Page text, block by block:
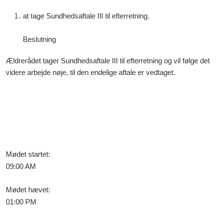
at tage Sundhedsaftale III til efterretning.
Beslutning
Ældrerådet tager Sundhedsaftale III til efterretning og vil følge det
videre arbejde nøje, til den endelige aftale er vedtaget.
Mødet startet:
09:00 AM
Mødet hævet:
01:00 PM